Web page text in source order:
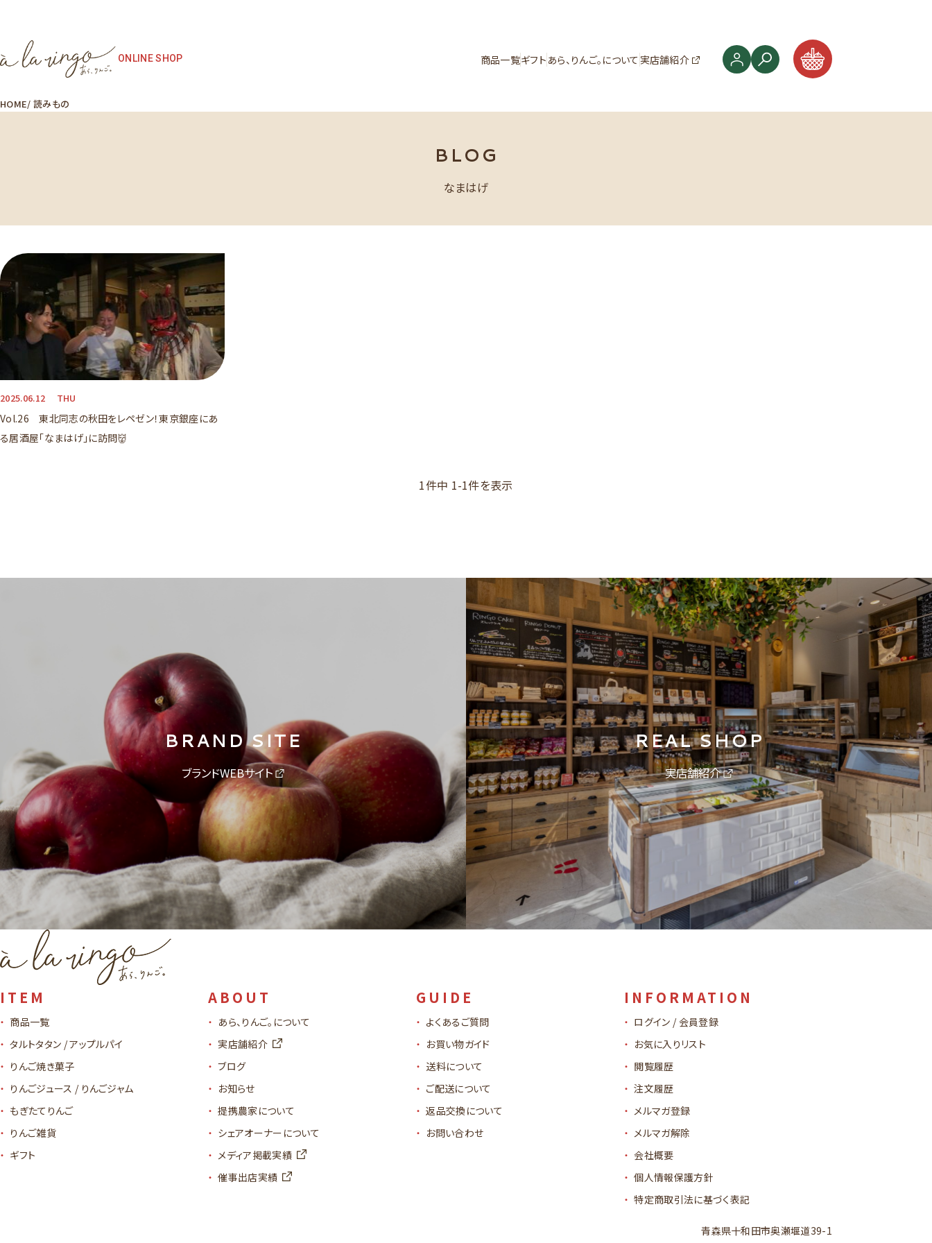
ONLINE SHOP 商品一覧ギフト あら、りんご。について 実店舗紹介
HOME 読みもの
BLOG
なまはげ
2025.06.12 THU
Vol.26 東北同志の秋田をレペゼン！東京銀座にあ
る居酒屋「なまはげ」に訪問👹
1件中 1-1件を表示
BRAND SITE
ブランドWEBサイト
REAL SHOP
実店舗紹介
ITEM
商品一覧
タルトタタン / アップルパイ
りんご焼き菓子
りんごジュース / りんごジャム
もぎたてりんご
りんご雑貨
ギフト
ABOUT
あら、りんご。について
実店舗紹介
ブログ
お知らせ
提携農家について
シェアオーナーについて
メディア掲載実績
催事出店実績
GUIDE
よくあるご質問
お買い物ガイド
送料について
ご配送について
返品交換について
お問い合わせ
INFORMATION
ログイン / 会員登録
お気に入りリスト
閲覧履歴
注文履歴
メルマガ登録
メルマガ解除
会社概要
個人情報保護方針
特定商取引法に基づく表記
青森県十和田市奥瀬堰道39-1